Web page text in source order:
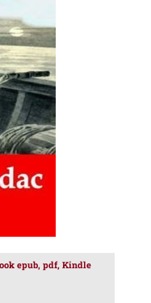
epub, pdf, Kindle